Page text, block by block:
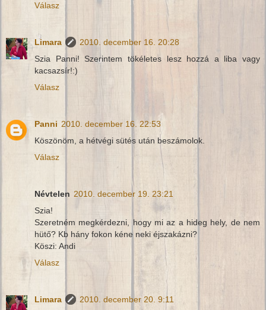
Válasz
Limara
2010. december 16. 20:28
Szia Panni! Szerintem tökéletes lesz hozzá a liba vagy
kacsazsír!:)
Válasz
Panni 2010. december 16. 22:53
Köszönöm, a hétvégi sütés után beszámolok.
Válasz
Névtelen 2010. december 19. 23:21
Szia!
Szeretném megkérdezni, hogy mi az a hideg hely, de nem
hütő? Kb hány fokon kéne neki éjszakázni?
Köszi: Andi
Válasz
Limara
2010. december 20. 9:11